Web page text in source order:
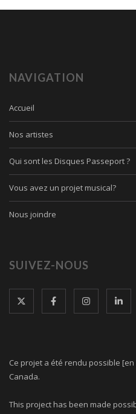
NAVIGATION
Accueil
Nos artistes
Qui sont les Disques Passeport ?
Vous avez un projet musical?
Nous joindre
SUIVEZ-NOUS
Ce projet a été rendu possible
Canada.
This project has been made